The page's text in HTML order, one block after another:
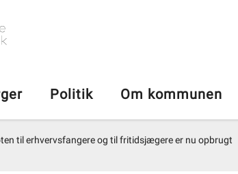
Politik Om kommunen
til erhvervsfangere og til fritidsjægere er nu opbrugt